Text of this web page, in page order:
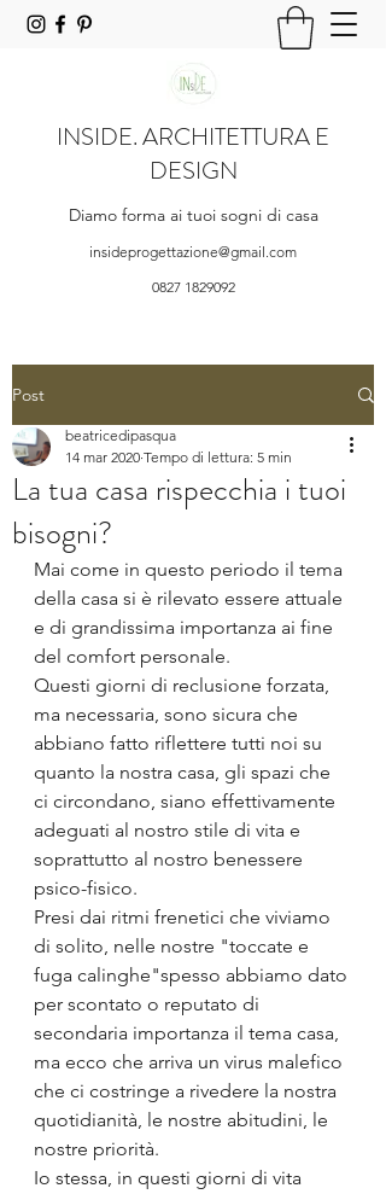
INSIDE. ARCHITETTURA E
DESIGN
Diamo forma ai tuoi sogni di casa
insideprogettazione@gmail.com
0827 1829092
Post
La tua casa rispecchia i tuoi
bisogni?
beatricedipasqua
14 mar 2020 Tempo di lettura: 5 min
Mai come in questo periodo il tema
della casa si è rilevato essere attuale
e di grandissima importanza ai fine
del comfort personale.
Questi giorni di reclusione forzata,
ma necessaria, sono sicura che
abbiano fatto riflettere tutti noi su
quanto la nostra casa, gli spazi che
ci circondano, siano effettivamente
adeguati al nostro stile di vita e
soprattutto al nostro benessere
psico-fisico.
Presi dai ritmi frenetici che viviamo
di solito, nelle nostre "toccate e
fuga calinghe"spesso abbiamo dato
per scontato o reputato di
secondaria importanza il tema casa,
ma ecco che arriva un virus malefico
che ci costringe a rivedere la nostra
quotidianità, le nostre abitudini, le
nostre priorità.
Io stessa, in questi giorni di vita